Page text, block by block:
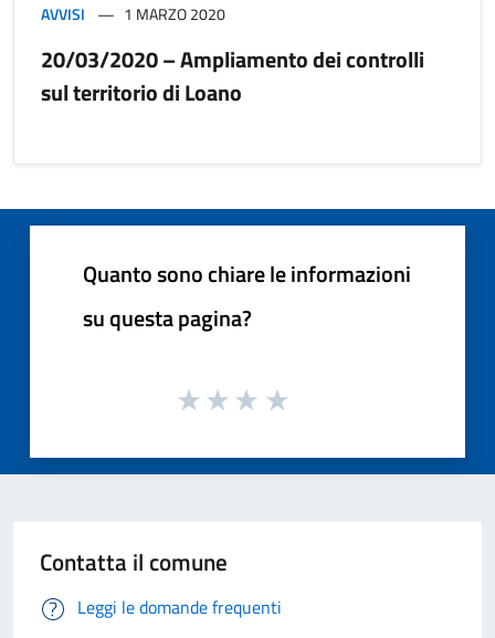
AVVISI 1 MARZO 2020
20/03/2020 – Ampliamento dei controlli
sul territorio di Loano
Quanto sono chiare le informazioni
su questa pagina?
Contatta il comune
Leggi le domande frequenti